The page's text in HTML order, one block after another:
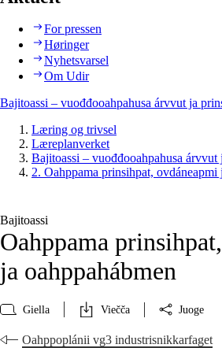
For pressen
Høringer
Nyhetsvarsel
Om Udir
Bajitoassi – vuođđooahpahusa árvvut ja
Læring og trivsel
Læreplanverket
Bajitoassi – vuođđooahpahusa árvvut
2. Oahppama prinsihpat, ovdáneapmi
Bajitoassi
Oahppama
ja oahppahábmen
Giella Viečča Juoge
Oahppoplánii vg3 industrisnikkarfaget